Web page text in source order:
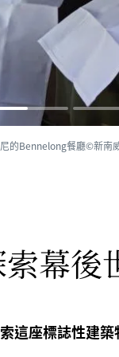
的Bennelong餐廳©新南
幕後
這座標誌性建